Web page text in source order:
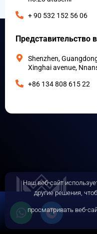
+ 90 532 152 56 06
Представительство
Shenzhen,
Xinghai avenue,
+86 134 808 615 22
Наш веб-сайт
другие решения,
просматривать веб-